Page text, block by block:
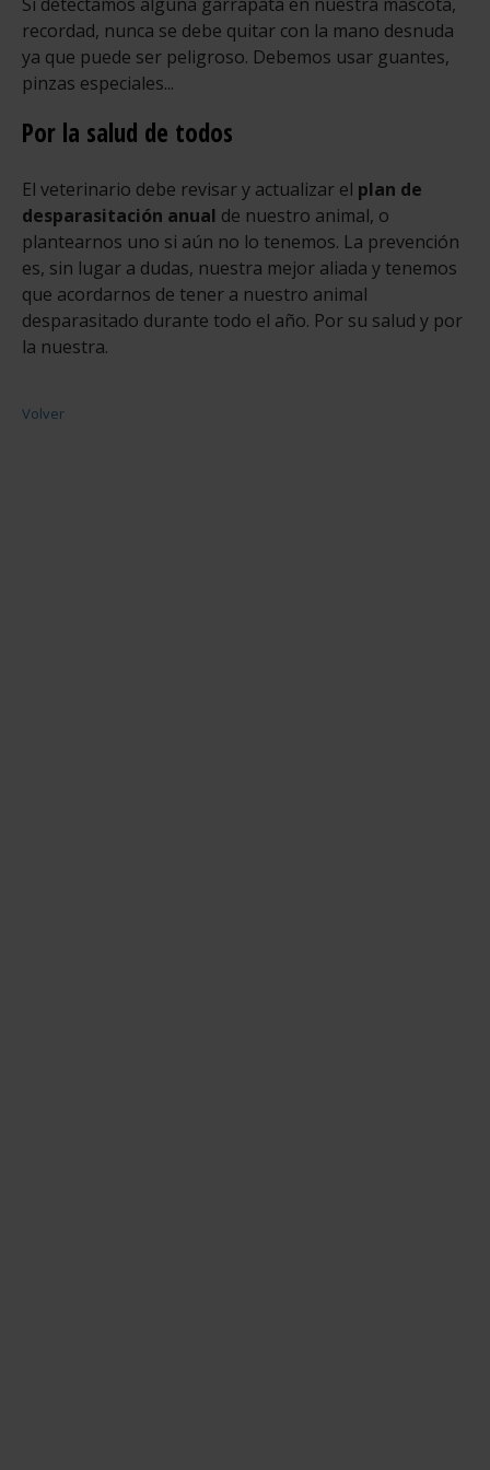
recordad, nunca se debe quitar con la mano desnuda
ya que puede ser peligroso. Debemos usar guantes,
pinzas especiales...
Por la salud de todos
El veterinario debe revisar y actualizar el plan de
desparasitación anual de nuestro animal, o
plantearnos uno si aún no lo tenemos. La prevención
es, sin lugar a dudas, nuestra mejor aliada y tenemos
que acordarnos de tener a nuestro animal
desparasitado durante todo el año. Por su salud y por
la nuestra.
Volver